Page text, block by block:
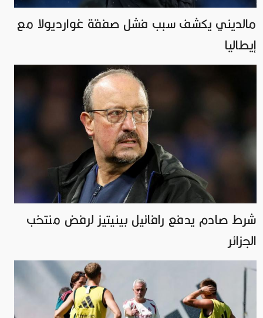
مالديني يكشف سبب فشل صفقة غوارديولا مع
إيطاليا
شرط صادم يدفع رافائيل بينيتيز لرفض منتخب
الجزائر